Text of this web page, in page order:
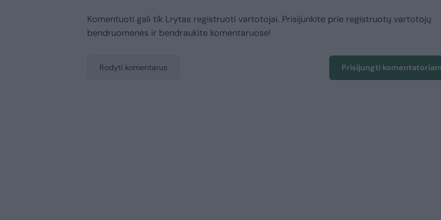
Komentuoti gali tik Lrytas registruoti vartotojai. Prisijunkite prie registruotų vartotojų
bendruomenės ir bendraukite komentaruose!
Rodyti komentarus Prisijungti